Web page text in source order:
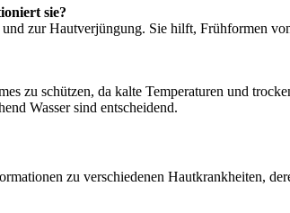
sie?
zur Hautverjüngung. Sie hilft, Frühformen
zu schützen, da kalte Temperaturen und
Wasser sind entscheidend.
zu verschiedenen Hautkrankheiten,